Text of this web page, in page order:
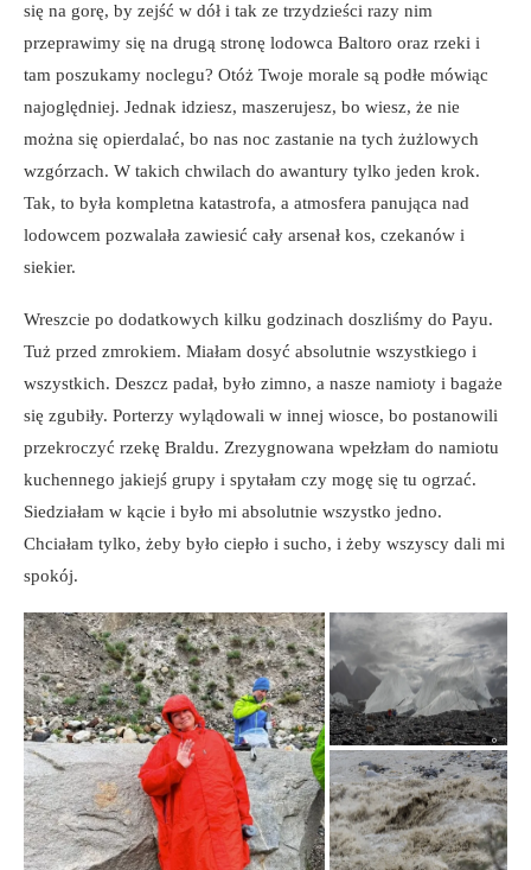
się na gorę, by zejść w dół i tak ze trzydzieści razy nim
przeprawimy się na drugą stronę lodowca Baltoro oraz rzeki i
tam poszukamy noclegu? Otóż Twoje morale są podłe mówiąc
najoględniej. Jednak idziesz, maszerujesz, bo wiesz, że nie
można się opierdalać, bo nas noc zastanie na tych żużlowych
wzgórzach. W takich chwilach do awantury tylko jeden krok.
Tak, to była kompletna katastrofa, a atmosfera panująca nad
lodowcem pozwalała zawiesić cały arsenał kos, czekanów i
siekier.
Wreszcie po dodatkowych kilku godzinach doszliśmy do Payu.
Tuż przed zmrokiem. Miałam dosyć absolutnie wszystkiego i
wszystkich. Deszcz padał, było zimno, a nasze namioty i bagaże
się zgubiły. Porterzy wylądowali w innej wiosce, bo postanowili
przekroczyć rzekę Braldu. Zrezygnowana wpełzłam do namiotu
kuchennego jakiejś grupy i spytałam czy mogę się tu ogrzać.
Siedziałam w kącie i było mi absolutnie wszystko jedno.
Chciałam tylko, żeby było ciepło i sucho, i żeby wszyscy dali mi
spokój.